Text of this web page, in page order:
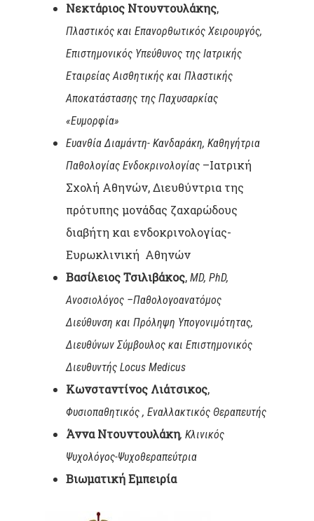
Νεκτάριος Ντουντουλάκης,
Πλαστικός και Επανορθωτικός Χειρουργός,
Επιστημονικός Υπεύθυνος της Ιατρικής
Εταιρείας Αισθητικής και Πλαστικής
Αποκατάστασης της Παχυσαρκίας
«Ευμορφία»
Ευανθία Διαμάντη- Κανδαράκη, Καθηγήτρια
Παθολογίας Ενδοκρινολογίας –Ιατρική
Σχολή Αθηνών, Διευθύντρια της
πρότυπης μονάδας ζαχαρώδους
διαβήτη και ενδοκρινολογίας-
Ευρωκλινική Αθηνών
Βασίλειος Τσιλιβάκος, MD, PhD,
Ανοσιολόγος –Παθολογοανατόμος
Διεύθυνση και Πρόληψη Υπογονιμότητας,
Διευθύνων Σύμβουλος και Επιστημονικός
Διευθυντής Locus Medicus
Κωνσταντίνος Λιάτσικος,
Φυσιοπαθητικός , Εναλλακτικός Θεραπευτής
Άννα Ντουντουλάκη, Κλινικός
Ψυχολόγος-Ψυχοθεραπεύτρια
Βιωματική Εμπειρία